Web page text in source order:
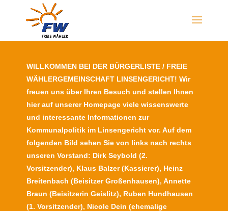
WILLKOMMEN BEI DER BÜRGERLISTE / FREIE
WÄHLERGEMEINSCHAFT LINSENGERICHT! Wir
freuen uns über Ihren Besuch und stellen Ihnen
hier auf unserer Homepage viele wissenswerte
und interessante Informationen zur
Kommunalpolitik im Linsengericht vor. Auf dem
folgenden Bild sehen Sie von links nach rechts
unseren Vorstand: Dirk Seybold (2.
Vorsitzender), Klaus Balzer (Kassierer), Heinz
Breitenbach (Beisitzer Großenhausen), Annette
Braun (Beisitzerin Geislitz), Ruben Hundhausen
(1. Vorsitzender), Nicole Dein (ehemalige